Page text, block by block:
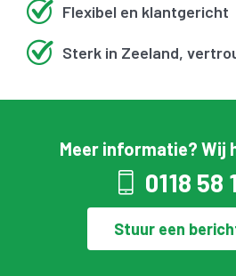
Flexibel en klantgericht
Sterk in Zeeland,
Meer informatie? Wij
0118 58
Stuur een